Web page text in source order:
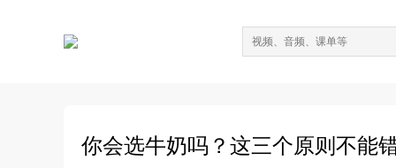
你会选牛奶吗？这三个原则不能错